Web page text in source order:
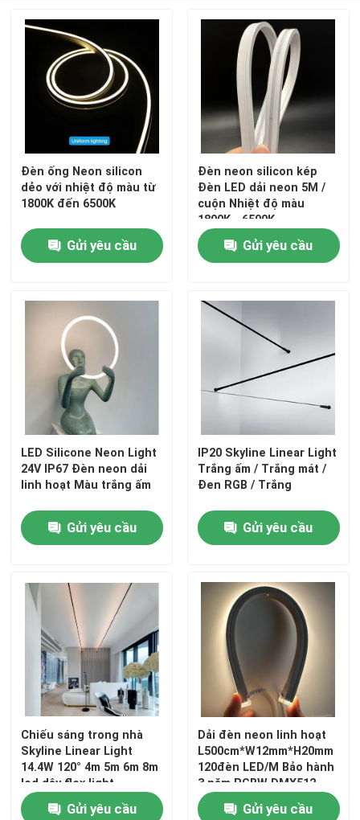
Đèn ống Neon silicon
dẻo với nhiệt độ màu từ
1800K đến 6500K
Gửi yêu cầu
Đèn neon silicon kép
Đèn LED dải neon 5M /
cuộn Nhiệt độ màu
1800K - 6500K
Gửi yêu cầu
LED Silicone Neon Light
24V IP67 Đèn neon dải
linh hoạt Màu trắng ấm
Gửi yêu cầu
IP20 Skyline Linear Light
Trắng ấm / Trắng mát /
Đen RGB / Trắng
Gửi yêu cầu
Chiếu sáng trong nhà
Skyline Linear Light
14.4W 120° 4m 5m 6m 8m
led dây flex light
Gửi yêu cầu
Dải đèn neon linh hoạt
L500cm*W12mm*H20mm
120đèn LED/M Bảo hành
3 năm RGBW DMX512
Gửi yêu cầu